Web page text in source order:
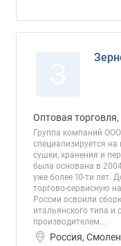
Оптовая
Группа компаний
специализируется
сушки, хранения и
была основана в
уже более 10-ти лет.
торгово-сервисную
России освоили
итальянского типа
производителем...
Россия,